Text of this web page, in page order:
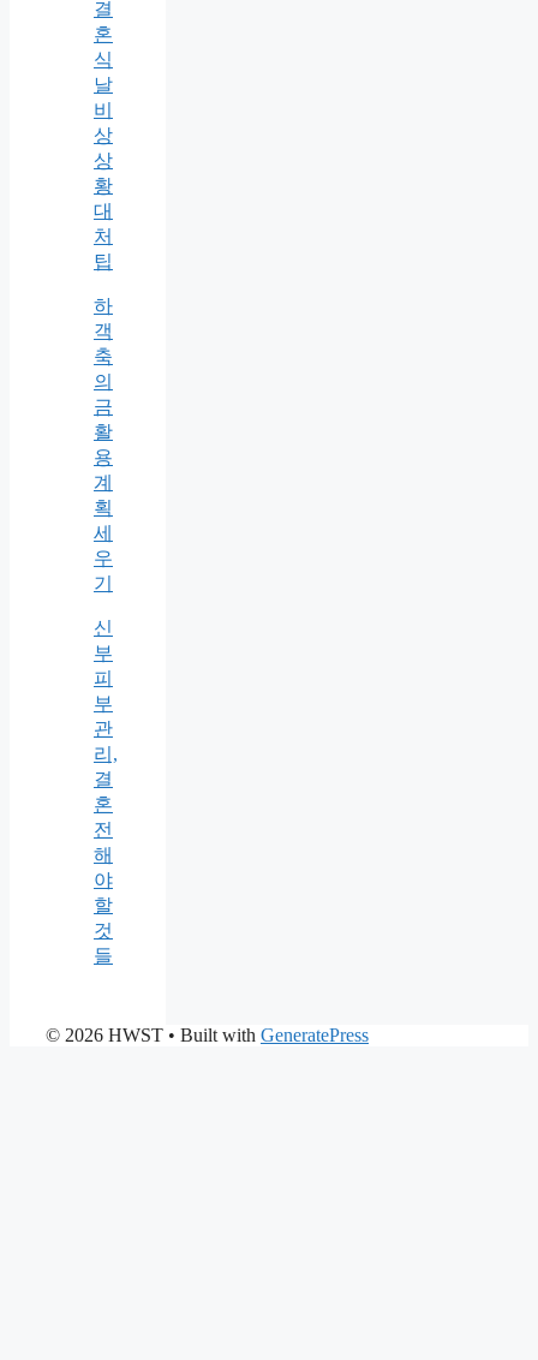
결
혼
식
날
비
상
상
황
대
처
팁
하
객
축
의
금
활
용
계
획
세
우
기
신
부
피
부
관
리,
결
혼
전
해
야
할
것
들
© 2026 HWST • Built with GeneratePress